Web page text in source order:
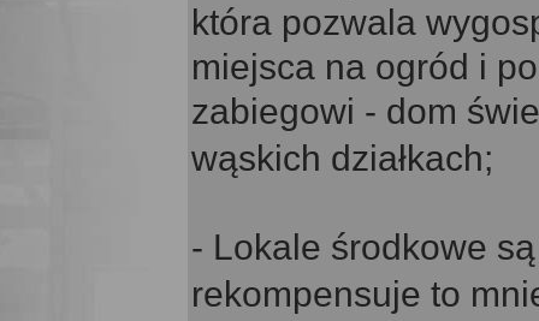
która pozwala
miejsca na ogród i
zabiegowi - dom
wąskich działkach;
- Lokale środkowe
rekompensuje to